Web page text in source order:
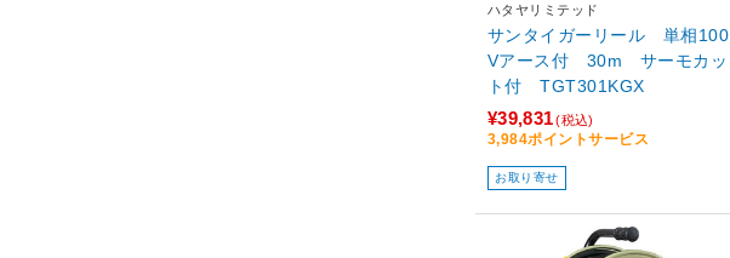
ハタヤリミテッド
サンタイガーリール 単相100
Vアース付 30m サーモカッ
ト付 TGT301KGX
¥39,831(税込)
3,984ポイントサービス
お取り寄せ